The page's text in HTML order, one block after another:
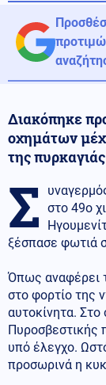
Διακόπηκε
οχημάτων
της πυρκαγιάς
Σ στο 49ο
ξέσπασε φωτιά
Όπως αναφέρει
στο φορτίο της
αυτοκίνητα.
Πυροσβεστικής
υπό έλεγχο.
προσωρινά η